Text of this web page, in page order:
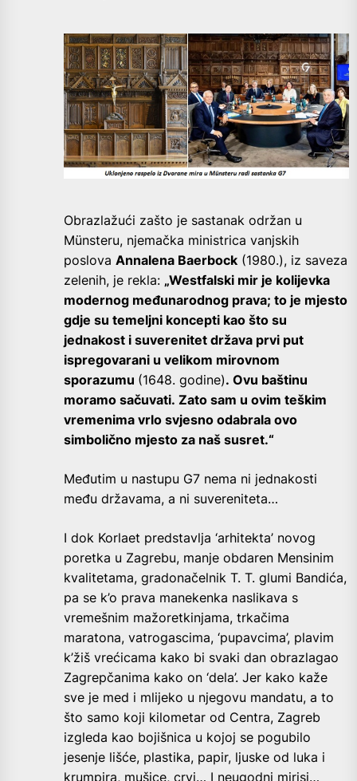
Obrazlažući zašto je sastanak održan u
Münsteru, njemačka ministrica vanjskih
poslova Annalena Baerbock (1980.), iz saveza
zelenih, je rekla: „Westfalski mir je kolijevka
modernog međunarodnog prava; to je mjesto
gdje su temeljni koncepti kao što su
jednakost i suverenitet država prvi put
ispregovarani u velikom mirovnom
sporazumu (1648. godine). Ovu baštinu
moramo sačuvati. Zato sam u ovim teškim
vremenima vrlo svjesno odabrala ovo
simbolično mjesto za naš susret.“
Međutim u nastupu G7 nema ni jednakosti
među državama, a ni suvereniteta…
I dok Korlaet predstavlja ‘arhitekta’ novog
poretka u Zagrebu, manje obdaren Mensinim
kvalitetama, gradonačelnik T. T. glumi Bandića,
pa se k’o prava manekenka naslikava s
vremešnim mažoretkinjama, trkačima
maratona, vatrogascima, ‘pupavcima’, plavim
k’žiš vrećicama kako bi svaki dan obrazlagao
Zagrepčanima kako on ‘dela’. Jer kako kaže
sve je med i mlijeko u njegovu mandatu, a to
što samo koji kilometar od Centra, Zagreb
izgleda kao bojišnica u kojoj se pogubilo
jesenje lišće, plastika, papir, ljuske od luka i
krumpira, mušice, crvi… I neugodni mirisi…